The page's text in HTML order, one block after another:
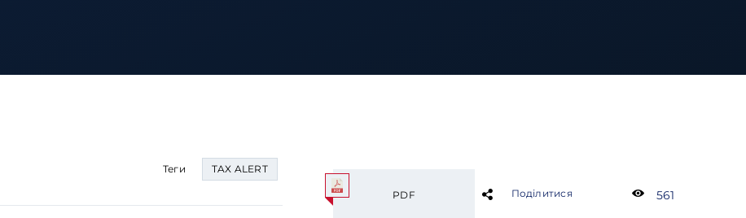
Теги TAX ALERT
PDF Поділитися 561